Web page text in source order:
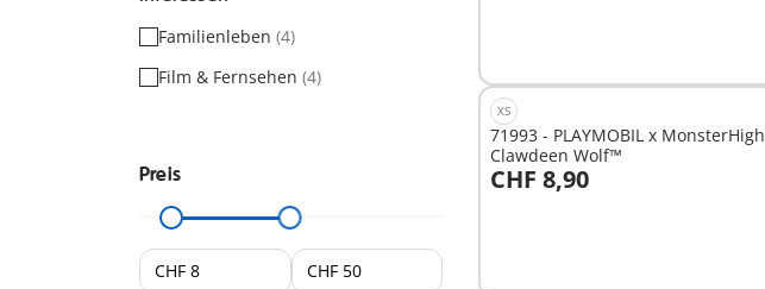
Familienleben (4)
Film & Fernsehen (4)
Preis
XS
71993 - PLAYMOBIL x MonsterHigh
Clawdeen Wolf™
CHF 8,90
In den Warenkorb